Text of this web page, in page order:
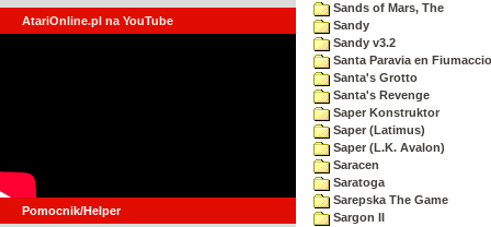
AtariOnline.pl na YouTube
Pomocnik/Helper
Sands of Mars, The
Sandy
Sandy v3.2
Santa Paravia en Fiumaccio
Santa's Grotto
Santa's Revenge
Saper Konstruktor
Saper (Latimus)
Saper (L.K. Avalon)
Saracen
Saratoga
Sarepska The Game
Sargon II